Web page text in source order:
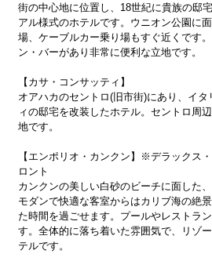
街の中心地に位置し、18世紀に貴族の邸
アル様式のホテルです。ウニオン公園に
場、ケーブルカー乗り場もすぐ近くです
ン・バーがあり非常に便利な立地です。
【カサ・コンサッティ】
オアハカのセントロ(旧市街)にあり、イ
ィの邸宅を改装したホテル。セントロ周
地です。
【エンポリオ・カンクン】※デラックス
ロント
カンクンの美しい白砂のビーチに面した
モダンで快適な客室からはカリブ海の絶
た時間を過ごせます。プールやレストラ
す。全体的に落ち着いた雰囲気で、リゾ
テルです。